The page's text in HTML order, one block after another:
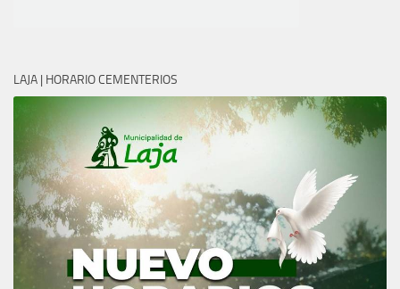
LAJA | HORARIO CEMENTERIOS